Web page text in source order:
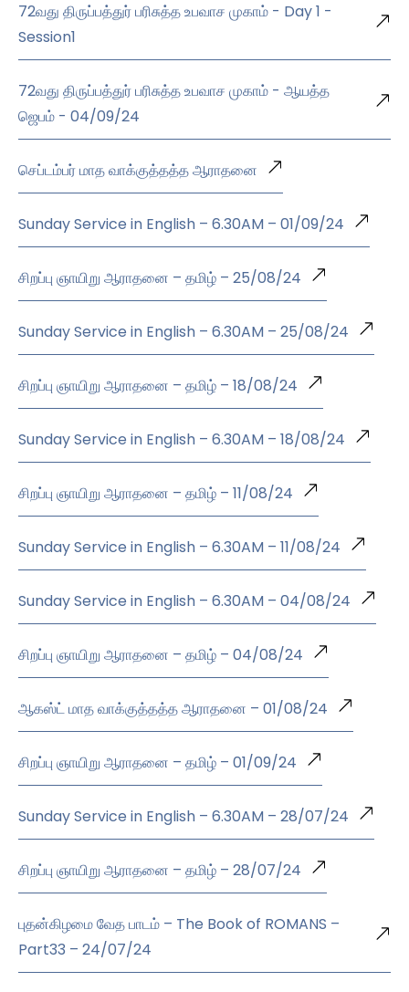
72வது திருப்பத்துர் பரிசுத்த உபவாச முகாம் - Day 1 -
Session1
72வது திருப்பத்துர் பரிசுத்த உபவாச முகாம் - ஆயத்த
ஜெபம் - 04/09/24
செப்டம்பர் மாத வாக்குத்தத்த ஆராதனை
Sunday Service in English – 6.30AM – 01/09/24
சிறப்பு ஞாயிறு ஆராதனை – தமிழ் – 25/08/24
Sunday Service in English – 6.30AM – 25/08/24
சிறப்பு ஞாயிறு ஆராதனை – தமிழ் – 18/08/24
Sunday Service in English – 6.30AM – 18/08/24
சிறப்பு ஞாயிறு ஆராதனை – தமிழ் – 11/08/24
Sunday Service in English – 6.30AM – 11/08/24
Sunday Service in English – 6.30AM – 04/08/24
சிறப்பு ஞாயிறு ஆராதனை – தமிழ் – 04/08/24
ஆகஸ்ட் மாத வாக்குத்தத்த ஆராதனை – 01/08/24
சிறப்பு ஞாயிறு ஆராதனை – தமிழ் – 01/09/24
Sunday Service in English – 6.30AM – 28/07/24
சிறப்பு ஞாயிறு ஆராதனை – தமிழ் – 28/07/24
புதன்கிழமை வேத பாடம் – The Book of ROMANS –
Part33 – 24/07/24